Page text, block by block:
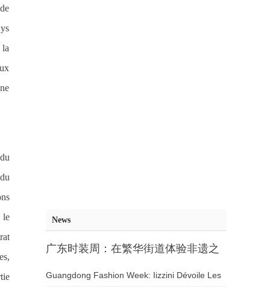
le
News
广东时装周：在繁华街道体验非遗之
课
Guangdong Fashion Week: Iizzini Dévoile Les